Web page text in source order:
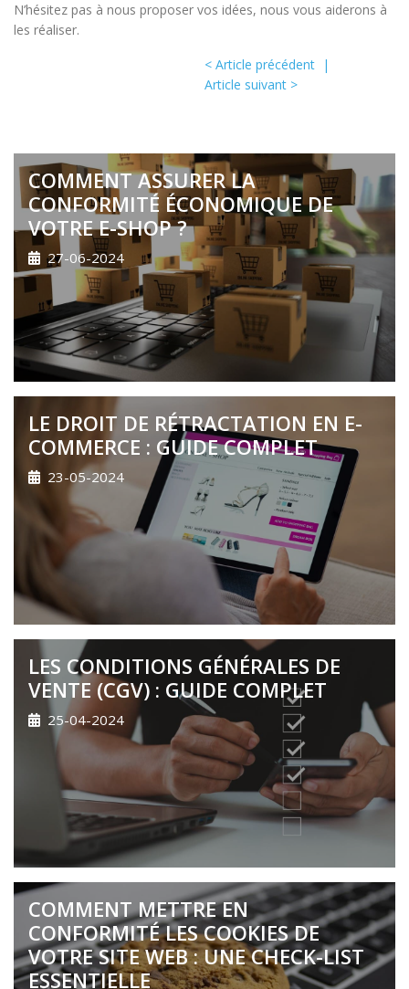
N’hésitez pas à nous proposer vos idées, nous vous aiderons à
les réaliser.
< Article précédent |
Article suivant >
COMMENT ASSURER LA
CONFORMITÉ ÉCONOMIQUE DE
VOTRE E-SHOP ?
27-06-2024
LE DROIT DE RÉTRACTATION EN E-
COMMERCE : GUIDE COMPLET
23-05-2024
LES CONDITIONS GÉNÉRALES DE
VENTE (CGV) : GUIDE COMPLET
25-04-2024
COMMENT METTRE EN
CONFORMITÉ LES COOKIES DE
VOTRE SITE WEB : UNE CHECK-LIST
ESSENTIELLE